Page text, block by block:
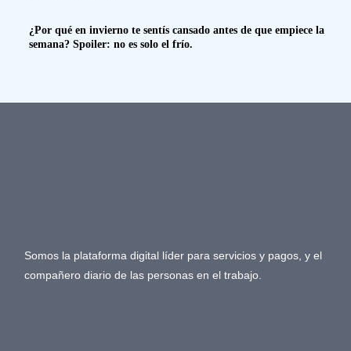
¿Por qué en invierno te sentís cansado antes de que empiece la
semana? Spoiler: no es solo el frío.
Somos la plataforma digital líder para servicios y pagos, y el
compañero diario de las personas en el trabajo.